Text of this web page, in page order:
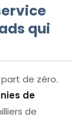
qui
de zéro.
de
de